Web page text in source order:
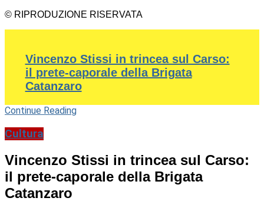
© RIPRODUZIONE RISERVATA
Vincenzo Stissi in trincea sul Carso:
il prete-caporale della Brigata
Catanzaro
Continue Reading
Cultura
Vincenzo Stissi in trincea sul Carso:
il prete-caporale della Brigata
Catanzaro